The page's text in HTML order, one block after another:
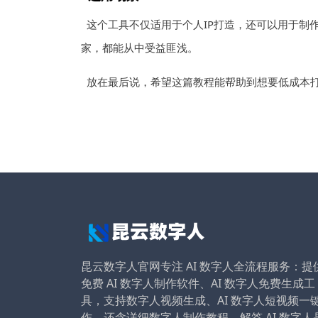
这个工具不仅适用于个人IP打造，还可以用于制
家，都能从中受益匪浅。
放在最后说，希望这篇教程能帮助到想要低成
昆云数字人官网专注 AI 数字人全流程服务：提
免费 AI 数字人制作软件、AI 数字人免费生成工
具，支持数字人视频生成、AI 数字人短视频一